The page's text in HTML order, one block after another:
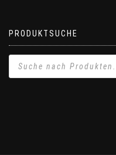
PRODUKTSUCHE